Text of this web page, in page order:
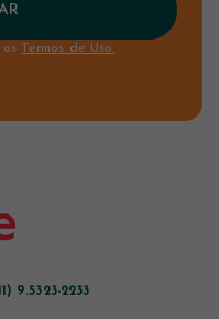
Termos de Uso.
9.5323-2233